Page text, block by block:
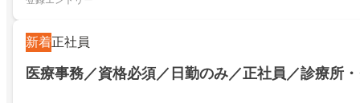
新着正社員
医療事務／資格必須／日勤のみ／正社員／診療所